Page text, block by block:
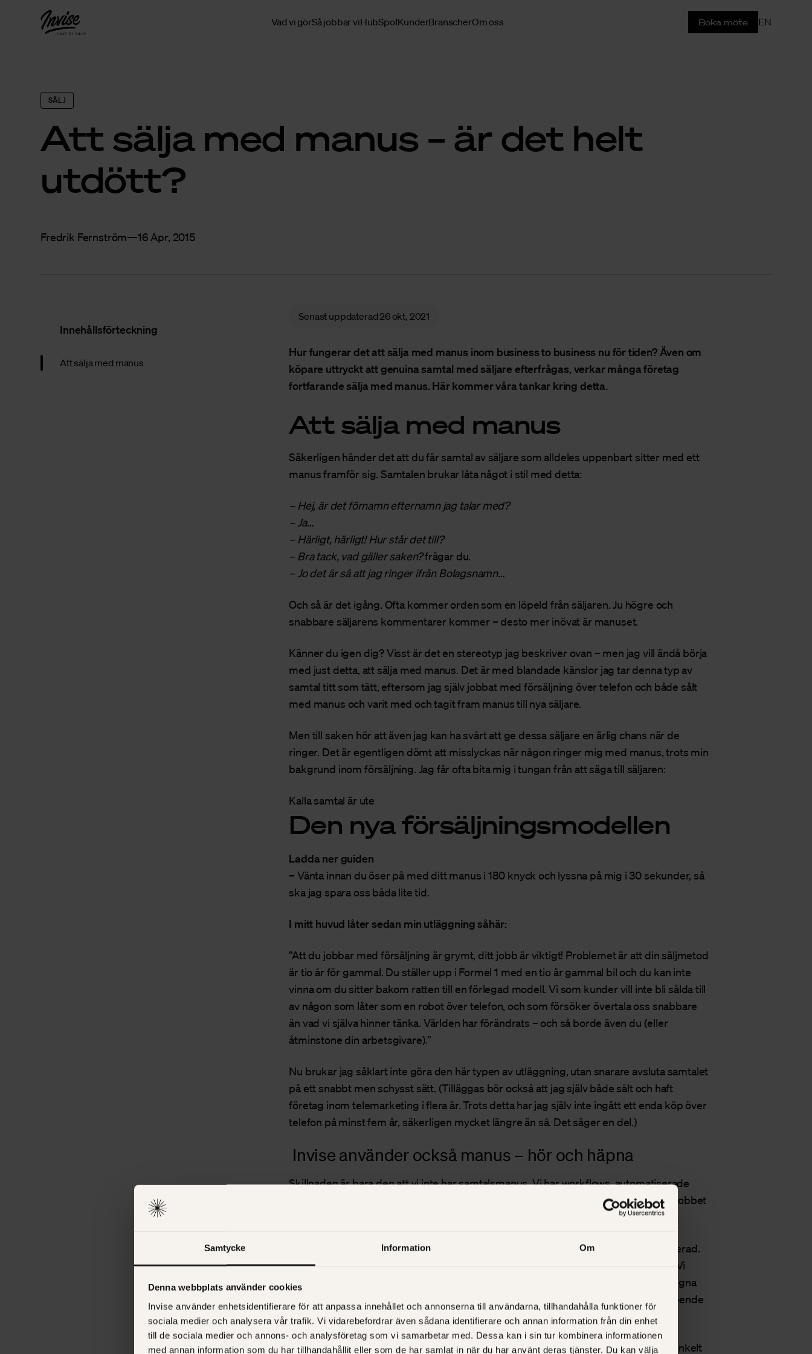
Samtycke Information Om
Denna webbplats använder cookies
Invise använder enhetsidentifierare för att anpassa innehållet och annonserna till användarna, tillhandahålla funktioner för
sociala medier och analysera vår trafik. Vi vidarebefordrar även sådana identifierare och annan information från din enhet
till de sociala medier och annons- och analysföretag som vi samarbetar med. Dessa kan i sin tur kombinera informationen
med annan information som du har tillhandahållit eller som de har samlat in när du har använt deras tjänster. Du kan välja
Vad vi görSå jobbar viHubSpotKunderBranscherOm oss Boka möte EN
SÄLJ
Att sälja med manus – är det helt
utdött?
Fredrik Fernström 16 Apr, 2015
Innehållsförteckning
Att sälja med manus
Senast uppdaterad 26 okt, 2021
Hur fungerar det att sälja med manus inom business to business nu för tiden? Även om
köpare uttryckt att genuina samtal med säljare efterfrågas, verkar många företag
fortfarande sälja med manus. Här kommer våra tankar kring detta.
Att sälja med manus
Säkerligen händer det att du får samtal av säljare som alldeles uppenbart sitter med ett
manus framför sig. Samtalen brukar låta något i stil med detta:
– Hej, är det förnamn efternamn jag talar med?
– Ja…
– Härligt, härligt! Hur står det till?
– Bra tack, vad gäller saken?frågar du.
– Jo det är så att jag ringer ifrån Bolagsnamn…
Och så är det igång. Ofta kommer orden som en löpeld från säljaren. Ju högre och
snabbare säljarens kommentarer kommer – desto mer inövat är manuset.
Känner du igen dig? Visst är det en stereotyp jag beskriver ovan – men jag vill ändå börja
med just detta, att sälja med manus. Det är med blandade känslor jag tar denna typ av
samtal titt som tätt, eftersom jag själv jobbat med försäljning över telefon och både sålt
med manus och varit med och tagit fram manus till nya säljare.
Men till saken hör att även jag kan ha svårt att ge dessa säljare en ärlig chans när de
ringer. Det är egentligen dömt att misslyckas när någon ringer mig med manus, trots min
bakgrund inom försäljning. Jag får ofta bita mig i tungan från att säga till säljaren:
Kalla samtal är ute
Den nya försäljningsmodellen
Ladda ner guiden
– Vänta innan du öser på med ditt manus i 180 knyck och lyssna på mig i 30 sekunder, så
ska jag spara oss båda lite tid.
I mitt huvud låter sedan min utläggning såhär:
”Att du jobbar med försäljning är grymt, ditt jobb är viktigt! Problemet är att din säljmetod
är tio år för gammal. Du ställer upp i Formel 1 med en tio år gammal bil och du kan inte
vinna om du sitter bakom ratten till en förlegad modell. Vi som kunder vill inte bli sålda till
av någon som låter som en robot över telefon, och som försöker övertala oss snabbare
än vad vi själva hinner tänka. Världen har förändrats – och så borde även du (eller
åtminstone din arbetsgivare).”
Nu brukar jag såklart inte göra den här typen av utläggning, utan snarare avsluta samtalet
på ett snabbt men schysst sätt. (Tilläggas bör också att jag själv både sålt och haft
företag inom telemarketing i flera år. Trots detta har jag själv inte ingått ett enda köp över
telefon på minst fem år, säkerligen mycket längre än så. Det säger en del.)
Invise använder också manus – hör och häpna
Skillnaden är bara den att vi inte har samtalsmanus. Vi harworkflows, automatiserade
mail och webbaserade meddelanden istället. Dessutom har vi ett system som gör jobbet
åt oss – så vi slipper ha säljare som jagar folk över telefon dagarna i ända.
En annan skillnad är också att vi tar kontakt först efter att vi vet att någon är intresserad.
Då hör vi av oss på ett mjukt sätt, utan att jaga. Vi erbjuder mer information, gratis. Vi
utbildar vår kund, gratis. Vi får kunden att i sitt eget tempo sätta sig in i affären på egna
villkor. Och ju mer vi ger bort i form av kunskap och kompetens, desto större förtroende
får vi. Och desto bättre grund bygger vi upp inför tillfället när vi träffar kunden.
Eftersominbound marketingär en delvis automatiserad process handlar det helt enkelt